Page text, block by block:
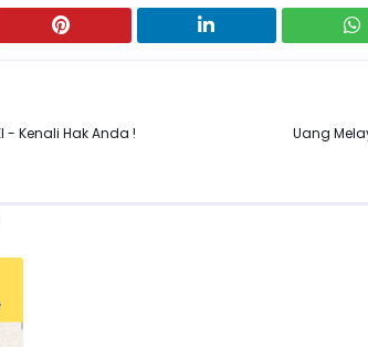
Uang
- Kenali Hak Anda !